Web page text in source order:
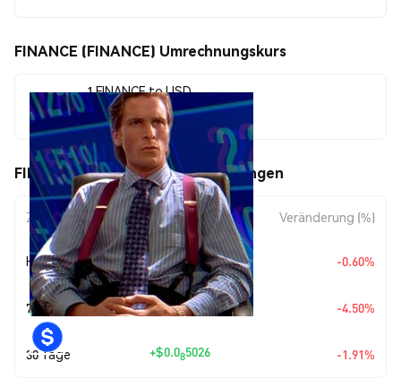
FINANCE (FINANCE) Umrechnungskurs
1 FINANCE to USD
$0.00000026
FINANCE (FINANCE) Kursbewegungen
Zeitraum Betragsänderung Veränderung (%)
Heute +$0.081561 -0.60%
7 Tage +$0.071218 -4.50%
30 Tage +$0.085026 -1.91%